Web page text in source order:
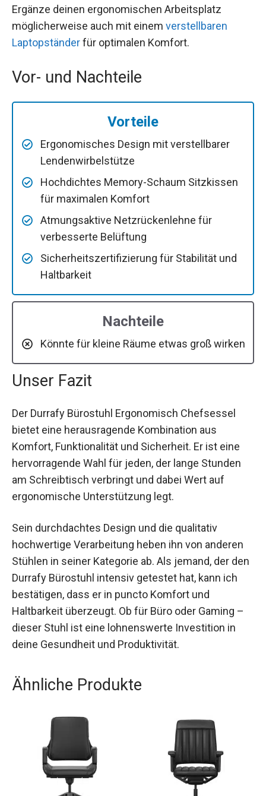
Ergänze deinen ergonomischen Arbeitsplatz
möglicherweise auch mit einem verstellbaren
Laptopständerfür optimalen Komfort.
Vor- und Nachteile
Vorteile
Ergonomisches Design mit verstellbarer
Lendenwirbelstütze
Hochdichtes Memory-Schaum Sitzkissen
für maximalen Komfort
Atmungsaktive Netzrückenlehne für
verbesserte Belüftung
Sicherheitszertifizierung für Stabilität und
Haltbarkeit
Nachteile
Könnte für kleine Räume etwas groß wirken
Unser Fazit
Der Durrafy Bürostuhl Ergonomisch Chefsessel
bietet eine herausragende Kombination aus
Komfort, Funktionalität und Sicherheit. Er ist eine
hervorragende Wahl für jeden, der lange Stunden
am Schreibtisch verbringt und dabei Wert auf
ergonomische Unterstützung legt.
Sein durchdachtes Design und die qualitativ
hochwertige Verarbeitung heben ihn von anderen
Stühlen in seiner Kategorie ab. Als jemand, der den
Durrafy Bürostuhl intensiv getestet hat, kann ich
bestätigen, dass er in puncto Komfort und
Haltbarkeit überzeugt. Ob für Büro oder Gaming –
dieser Stuhl ist eine lohnenswerte Investition in
deine Gesundheit und Produktivität.
Ähnliche Produkte